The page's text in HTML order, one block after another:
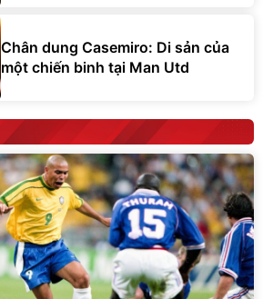
Chân dung Casemiro: Di sản của
một chiến binh tại Man Utd